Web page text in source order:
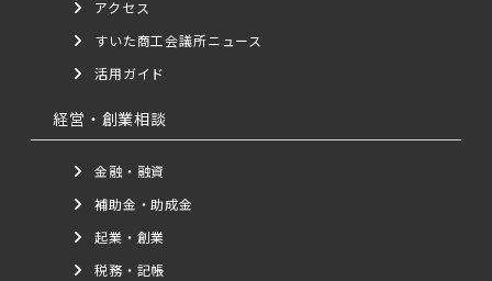
アクセス
すいた商工会議所ニュース
活用ガイド
経営・創業相談
金融・融資
補助金・助成金
起業・創業
税務・記帳